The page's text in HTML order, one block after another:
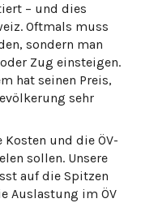
– und dies
Oftmals muss
sondern man
Zug einsteigen.
hat seinen Preis,
sehr
und die ÖV-
sollen. Unsere
auf die Spitzen
Auslastung im ÖV